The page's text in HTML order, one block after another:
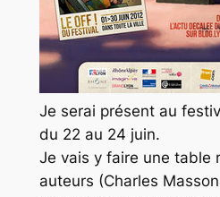
Je serai présent au
du 22 au 24 juin.
Je vais y faire une table
auteurs (Charles